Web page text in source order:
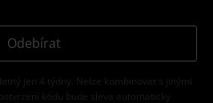
Odebírat
jen 4 týdny. Nelze kombinovat s jinými
kódu bude sleva automaticky